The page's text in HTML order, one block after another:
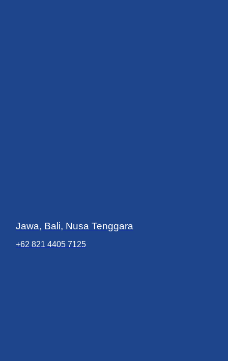
Jawa, Bali, Nusa Tenggara
+62 821 4405 7125